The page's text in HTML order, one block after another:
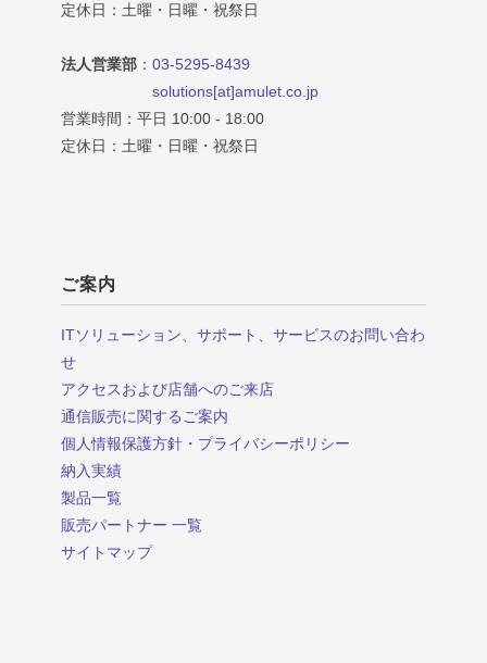
定休日：土曜・日曜・祝祭日
法人営業部 ： 03-5295-8439
solutions[at]amulet.co.jp
営業時間：平日 10:00 - 18:00
定休日：土曜・日曜・祝祭日
ご案内
ITソリューション、サポート、サービスのお問い合わ
せ
アクセスおよび店舗へのご来店
通信販売に関するご案内
個人情報保護方針・プライバシーポリシー
納入実績
製品一覧
販売パートナー 一覧
サイトマップ